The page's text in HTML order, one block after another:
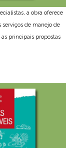
a obra oferece
de manejo de
principais propostas